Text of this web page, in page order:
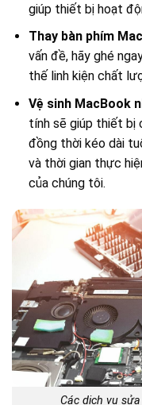
giúp thiết bị hoạt
Thay bàn phím
vấn đề, hãy ghé
thế linh kiện chất
Vệ sinh MacBook
tính sẽ giúp thiết bị
đồng thời kéo dài
và thời gian thực
của chúng tôi.
Các dịch vụ